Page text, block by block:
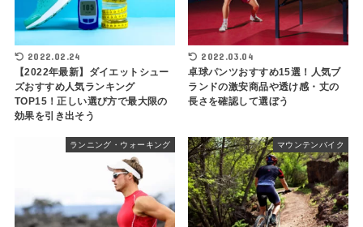
2022.02.24
【2022年最新】ダイエットシュー
ズおすすめ人気ランキング
TOP15！正しい選び方で最大限の
効果を引き出そう
2022.03.04
卓球パンツおすすめ15選！人気ブ
ランドの激安商品や透け感・丈の
長さを確認して選ぼう
ランニング・ウォーキング マウンテンバイク